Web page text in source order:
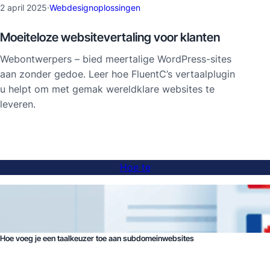
2 april 2025·Webdesignoplossingen
Moeiteloze websitevertaling voor klanten
Webontwerpers – bied meertalige WordPress-sites
aan zonder gedoe. Leer hoe FluentC’s vertaalplugin
u helpt om met gemak wereldklare websites te
leveren.
Hoe te
Hoe voeg je een taalkeuzer toe aan subdomeinwebsites